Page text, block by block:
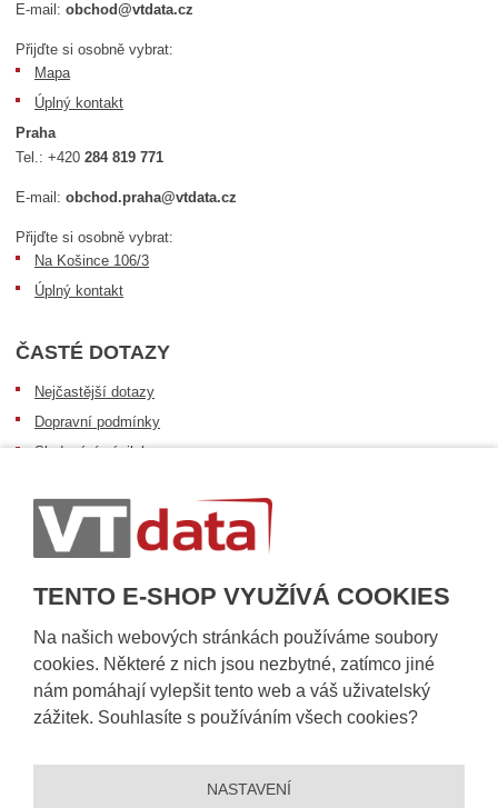
TENTO E-SHOP VYUŽÍVÁ COOKIES
Na našich webových stránkách používáme soubory
cookies. Některé z nich jsou nezbytné, zatímco jiné
nám pomáhají vylepšit tento web a váš uživatelský
zážitek. Souhlasíte s používáním všech cookies?
NASTAVENÍ
E-mail:obchod@vtdata.cz
Přijďte si osobně vybrat:
Mapa
Úplný kontakt
Praha
Tel.:+420284 819 771
E-mail:obchod.praha@vtdata.cz
Přijďte si osobně vybrat:
Na Košince 106/3
Úplný kontakt
ČASTÉ DOTAZY
Nejčastější dotazy
Dopravní podmínky
Sledování zásilek
Informace k dostupnosti zboží
Obecné informace